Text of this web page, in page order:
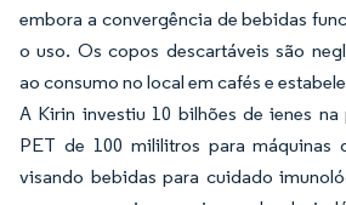
embora a convergência de bebidas
o uso. Os copos descartáveis são
ao consumo no local em cafés e
A Kirin investiu 10 bilhões de ienes
PET de 100 mililitros para máquinas
visando bebidas para cuidado